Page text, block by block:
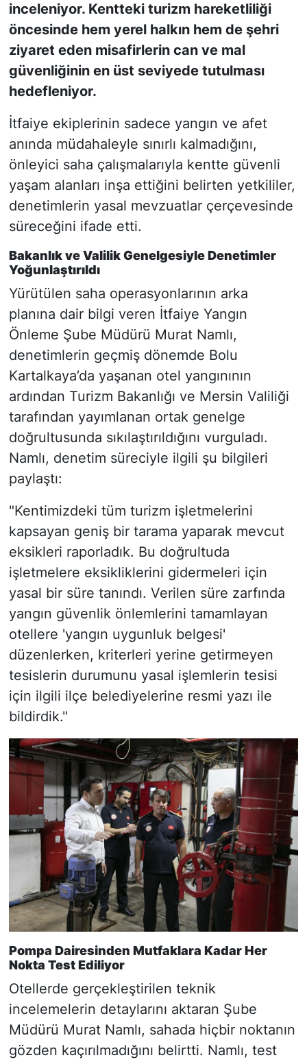
inceleniyor. Kentteki turizm hareketliliği
öncesinde hem yerel halkın hem de şehri
ziyaret eden misafirlerin can ve mal
güvenliğinin en üst seviyede tutulması
hedefleniyor.
İtfaiye ekiplerinin sadece yangın ve afet
anında müdahaleyle sınırlı kalmadığını,
önleyici saha çalışmalarıyla kentte güvenli
yaşam alanları inşa ettiğini belirten yetkililer,
denetimlerin yasal mevzuatlar çerçevesinde
süreceğini ifade etti.
Bakanlık ve Valilik Genelgesiyle Denetimler
Yoğunlaştırıldı
Yürütülen saha operasyonlarının arka
planına dair bilgi veren İtfaiye Yangın
Önleme Şube Müdürü Murat Namlı,
denetimlerin geçmiş dönemde Bolu
Kartalkaya’da yaşanan otel yangınının
ardından Turizm Bakanlığı ve Mersin Valiliği
tarafından yayımlanan ortak genelge
doğrultusunda sıkılaştırıldığını vurguladı.
Namlı, denetim süreciyle ilgili şu bilgileri
paylaştı:
"Kentimizdeki tüm turizm işletmelerini
kapsayan geniş bir tarama yaparak mevcut
eksikleri raporladık. Bu doğrultuda
işletmelere eksikliklerini gidermeleri için
yasal bir süre tanındı. Verilen süre zarfında
yangın güvenlik önlemlerini tamamlayan
otellere 'yangın uygunluk belgesi'
düzenlerken, kriterleri yerine getirmeyen
tesislerin durumunu yasal işlemlerin tesisi
için ilgili ilçe belediyelerine resmi yazı ile
bildirdik."
Pompa Dairesinden Mutfaklara Kadar Her
Nokta Test Ediliyor
Otellerde gerçekleştirilen teknik
incelemelerin detaylarını aktaran Şube
Müdürü Murat Namlı, sahada hiçbir noktanın
gözden kaçırılmadığını belirtti. Namlı, test